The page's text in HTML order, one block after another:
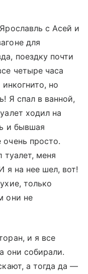
с Асей и
для
поездку почти
четыре часа
но
Я спал в ванной,
ходил на
и бывшая
просто.
туалет, меня
я на нее шел, вот!
только
они не
и я все
они собирали.
а тогда да —